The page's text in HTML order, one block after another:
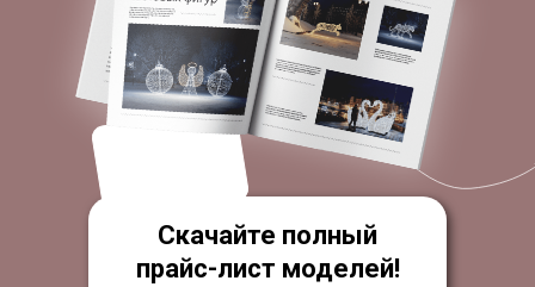
Скачайте полный
прайс-лист моделей!